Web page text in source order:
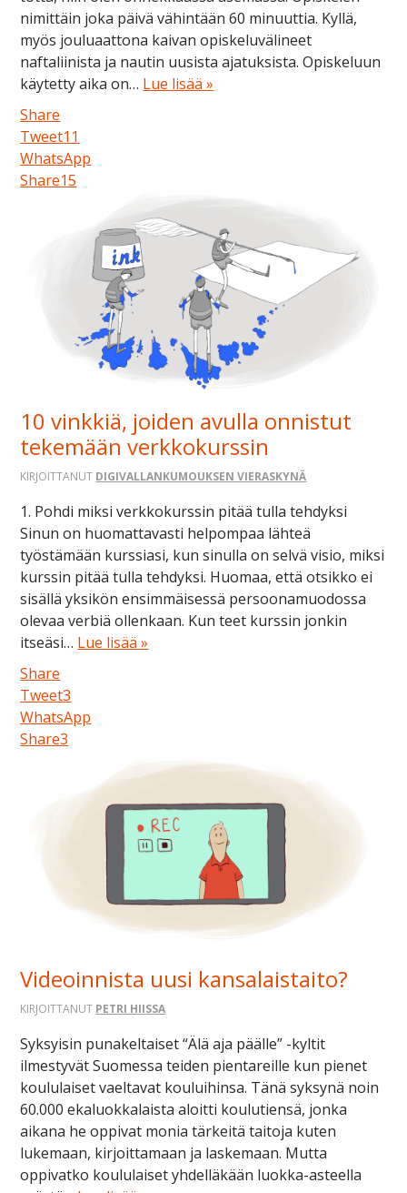
nimittäin joka päivä vähintään 60 minuuttia. Kyllä,
myös jouluaattona kaivan opiskeluvälineet
naftaliinista ja nautin uusista ajatuksista. Opiskeluun
käytetty aika on… Lue lisää »
Share
Tweet11
WhatsApp
Share15
10 vinkkiä, joiden avulla onnistut
tekemään verkkokurssin
KIRJOITTANUT DIGIVALLANKUMOUKSEN VIERASKYNÄ
1. Pohdi miksi verkkokurssin pitää tulla tehdyksi
Sinun on huomattavasti helpompaa lähteä
työstämään kurssiasi, kun sinulla on selvä visio, miksi
kurssin pitää tulla tehdyksi. Huomaa, että otsikko ei
sisällä yksikön ensimmäisessä persoonamuodossa
olevaa verbiä ollenkaan. Kun teet kurssin jonkin
itseäsi… Lue lisää »
Share
Tweet3
WhatsApp
Share3
Videoinnista uusi kansalaistaito?
KIRJOITTANUT PETRI HIISSA
Syksyisin punakeltaiset “Älä aja päälle” -kyltit
ilmestyvät Suomessa teiden pientareille kun pienet
koululaiset vaeltavat kouluihinsa. Tänä syksynä noin
60.000 ekaluokkalaista aloitti koulutiensä, jonka
aikana he oppivat monia tärkeitä taitoja kuten
lukemaan, kirjoittamaan ja laskemaan. Mutta
oppivatko koululaiset yhdelläkään luokka-asteella